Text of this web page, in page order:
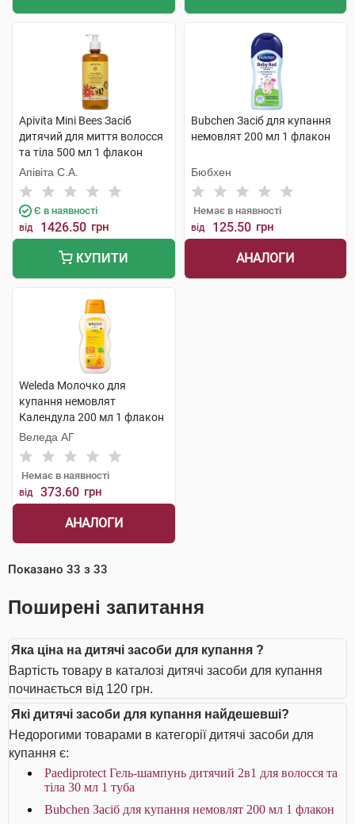
Apivita Mini Bees Засіб
дитячий для миття волосся
та тіла 500 мл 1 флакон
Апівіта С.А.
Є в наявності
від 1426.50 грн
КУПИТИ
Bubchen Засіб для купання
немовлят 200 мл 1 флакон
Бюбхен
Немає в наявності
від 125.50 грн
АНАЛОГИ
Weleda Молочко для
купання немовлят
Календула 200 мл 1 флакон
Веледа АГ
Немає в наявності
від 373.60 грн
АНАЛОГИ
Показано 33 з 33
Поширені запитання
Яка ціна на дитячі засоби для купання ?
Вартість товару в каталозі дитячі засоби для купання
починається від 120 грн.
Які дитячі засоби для купання найдешевші?
Недорогими товарами в категорії дитячі засоби для
купання є:
Paediprotect Гель-шампунь дитячий 2в1 для волосся та
тіла 30 мл 1 туба
Bubchen Засіб для купання немовлят 200 мл 1 флакон